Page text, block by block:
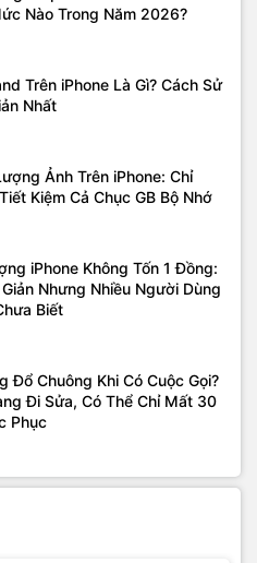
Nào Trong Năm 2026?
Trên iPhone Là Gì? Cách Sử
Nhất
Ảnh Trên iPhone: Chỉ
Kiệm Cả Chục GB Bộ Nhớ
iPhone Không Tốn 1 Đồng:
Nhưng Nhiều Người Dùng
Biết
Đổ Chuông Khi Có Cuộc Gọi?
Đi Sửa, Có Thể Chỉ Mất 30
Phục